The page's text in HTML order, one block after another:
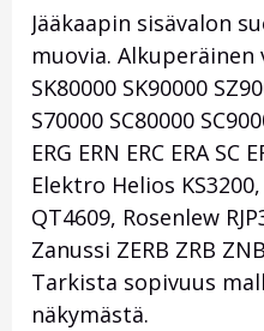
Jääkaapin sisävalon
muovia. Alkuperäinen
SK80000 SK90000
S70000 SC80000
ERG ERN ERC ERA SC
Elektro Helios
QT4609, Rosenlew
Zanussi ZERB ZRB
Tarkista sopivuus
näkymästä.